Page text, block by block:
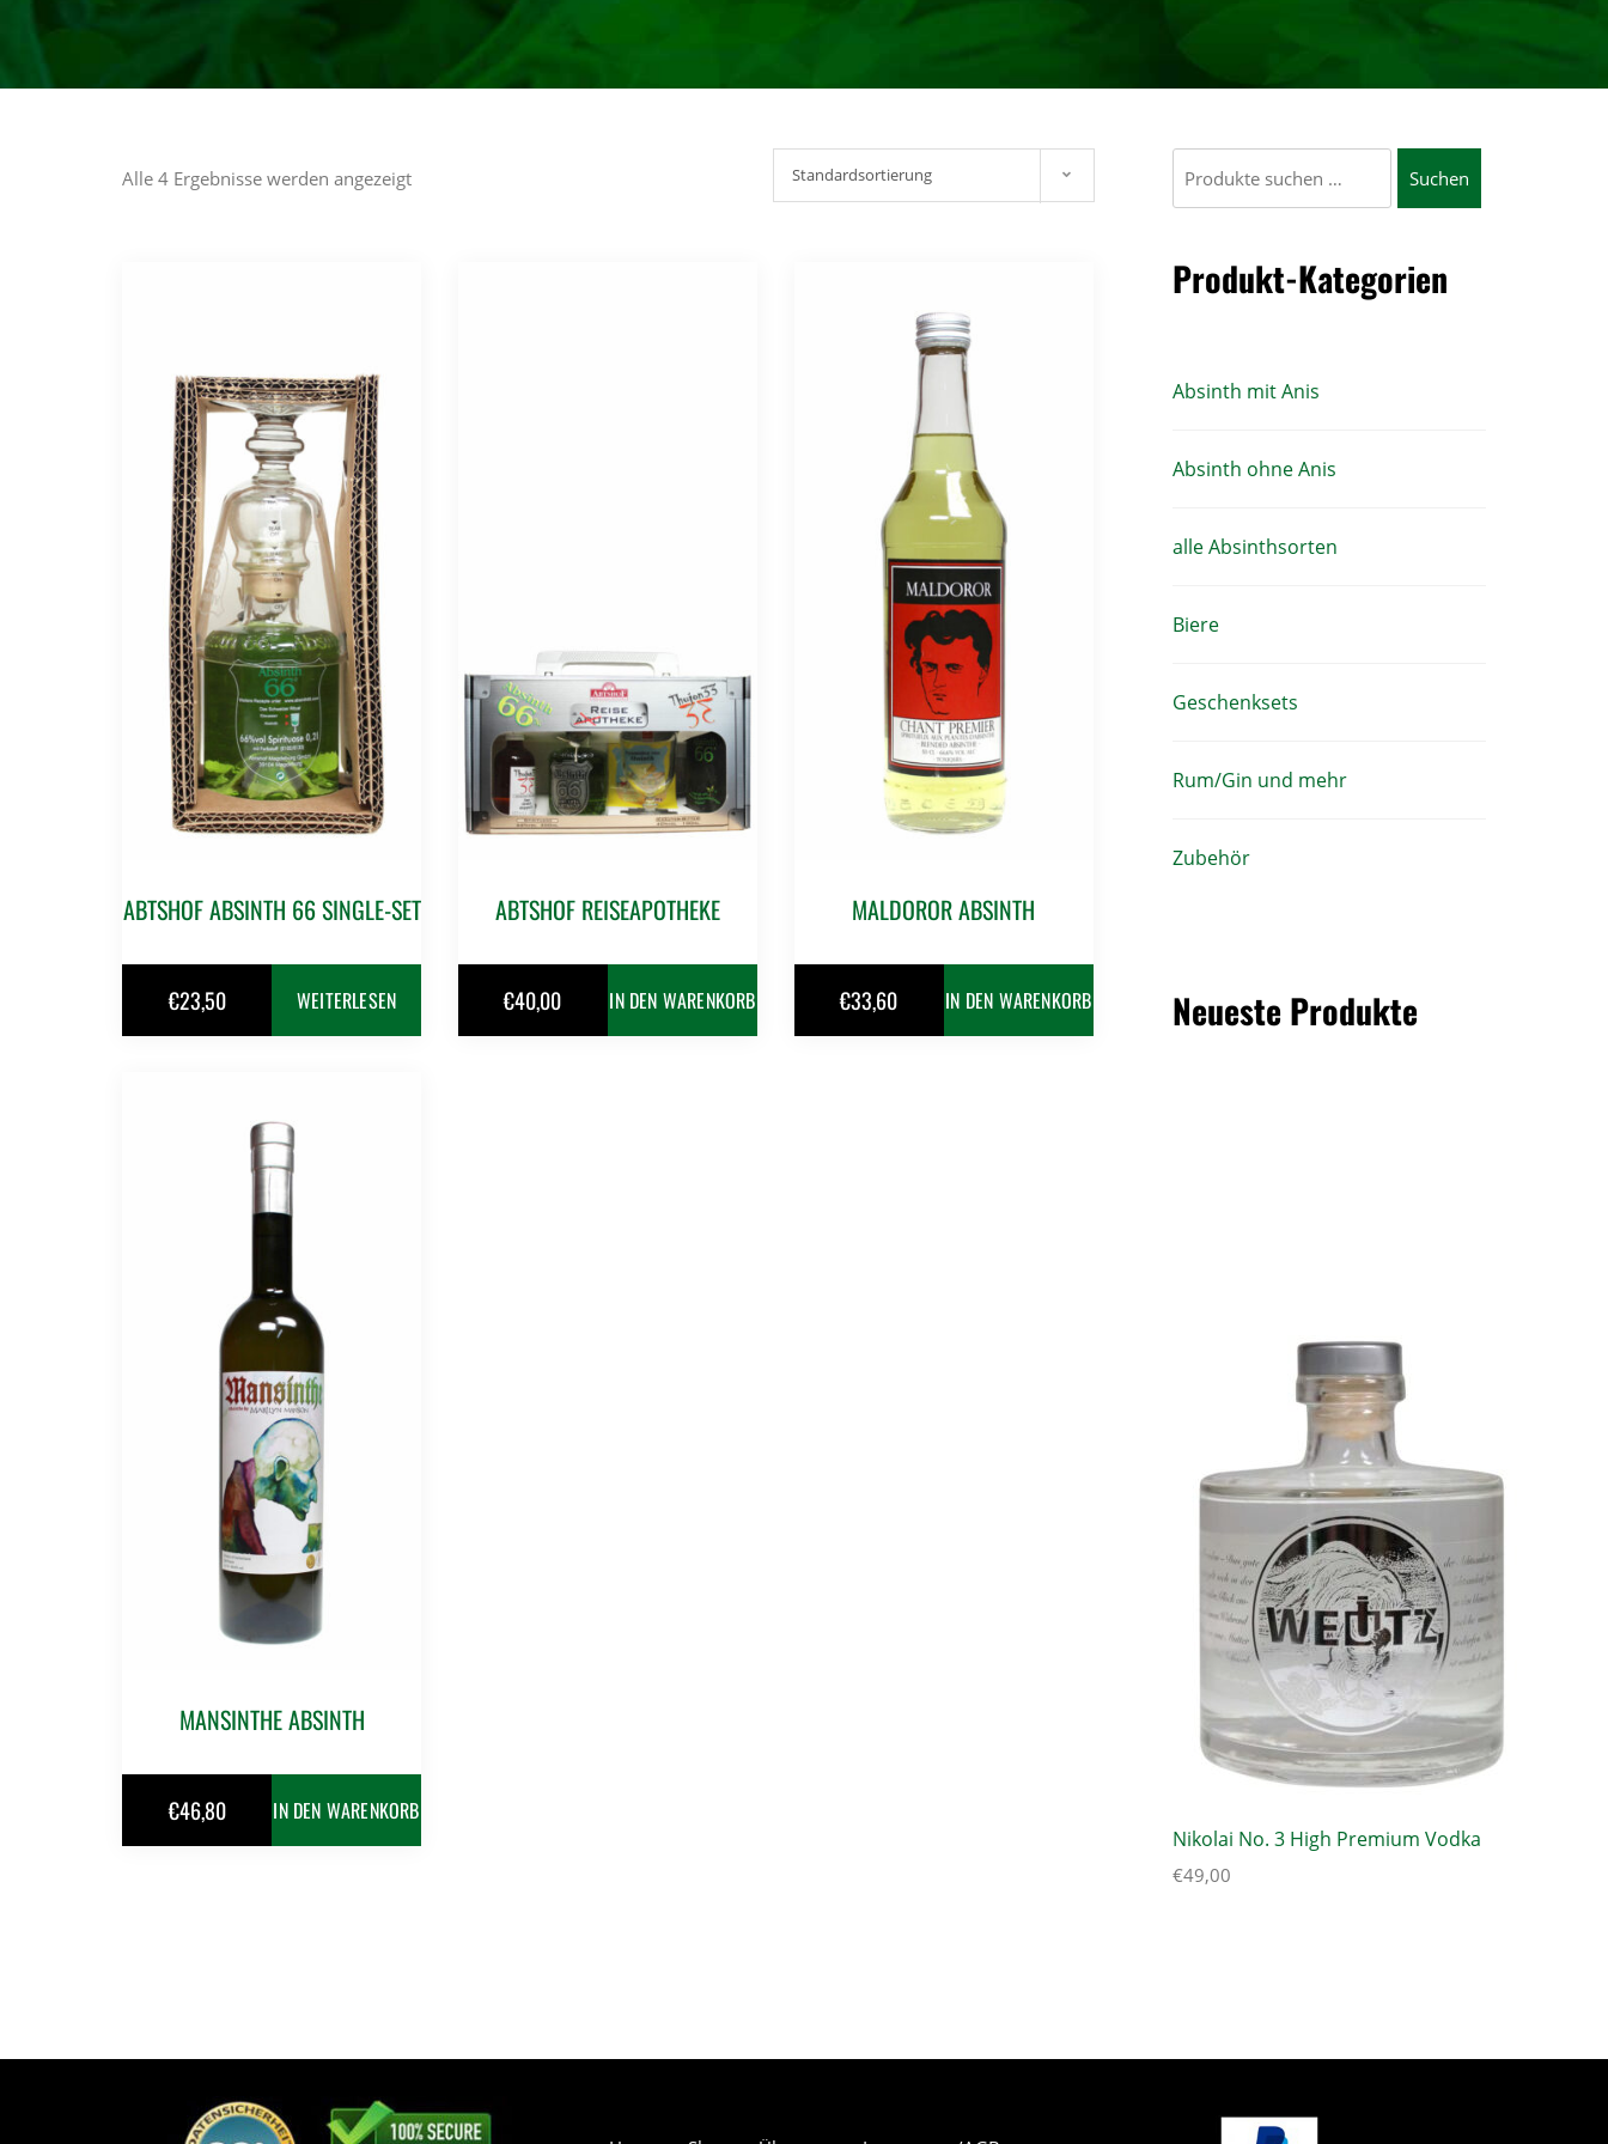
Alle 4 Ergebnisse werden angezeigt Standardsortierung
ABTSHOF ABSINTH 66 SINGLE-SET
€23,50 WEITERLESEN
ABTSHOF REISEAPOTHEKE
€40,00 IN DEN WARENKORB
MALDOROR ABSINTH
€33,60 IN DEN WARENKORB
MANSINTHE ABSINTH
€46,80 IN DEN WARENKORB
Suchen
nach:
Suchen
Produkt-Kategorien
Absinth mit Anis
Absinth ohne Anis
alle Absinthsorten
Biere
Geschenksets
Rum/Gin und mehr
Zubehör
Neueste Produkte
Nikolai No. 3 High Premium Vodka
€49,00